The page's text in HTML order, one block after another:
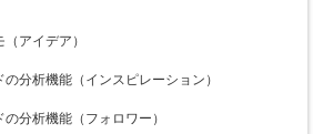
アイデア）
分析機能（インスピレーション）
分析機能（フォロワー）